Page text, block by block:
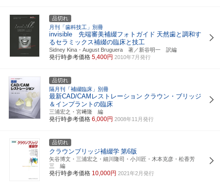
品切れ
月刊「歯科技工」別冊
invisible 先端審美補綴フォトガイド 天然歯と調和す
るセラミックス補綴の臨床と技工
Sidney Kina・August Bruguera 著／新谷明一 訳編
発行時参考価格 5,400円 2010年7月発行
品切れ
隔月刊「補綴臨床」別冊
最新CAD/CAMレストレーション クラウン・ブリッジ
＆インプラントの臨床
三浦宏之・宮﨑隆 編
発行時参考価格 6,000円 2008年11月発行
品切れ
クラウンブリッジ補綴学 第6版
矢谷博文・三浦宏之・細川隆司・小川匠・木本克彦・松香芳
三 編
発行時参考価格 10,000円 2021年2月発行